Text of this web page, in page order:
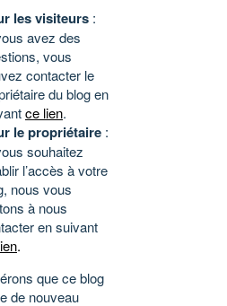
les visiteurs :
avez des
vous
contacter le
du blog en
ce lien.
le propriétaire :
souhaitez
l’accès à votre
nous vous
à nous
en suivant
.
que ce blog
de nouveau